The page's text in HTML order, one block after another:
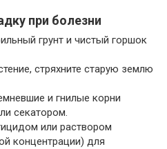
при болезни
грунт и чистый горшок
стряхните старую землю
и гнилые корни
секатором.
или раствором
концентрации) для